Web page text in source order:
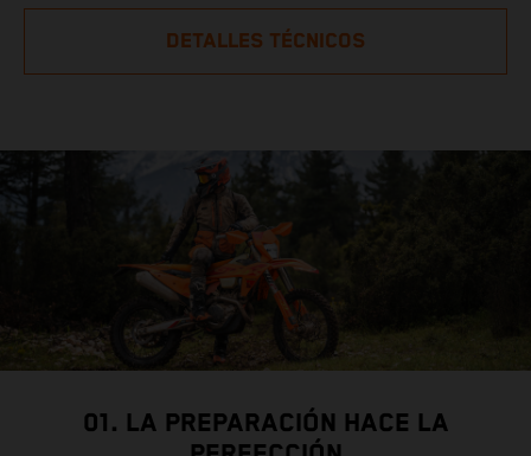
DETALLES TÉCNICOS
01. LA PREPARACIÓN HACE LA